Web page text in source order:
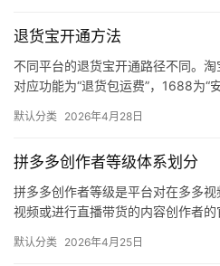
退货宝开通方法
不同平台的退货宝开通路径不同。
对应功能为“退货包运费”，1688为“
默认分类 2026年4月28日
拼多多创作者等级体系划分
拼多多创作者等级是平台对在多多
视频或进行直播带货的内容创作者
同等级…
默认分类 2026年4月25日